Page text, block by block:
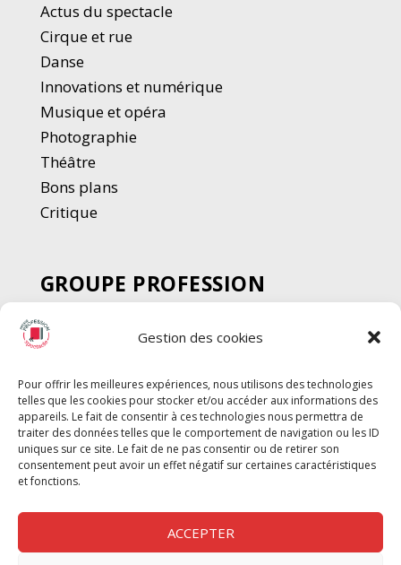
Gestion des cookies
Pour offrir les meilleures expériences, nous utilisons des technologies
telles que les cookies pour stocker et/ou accéder aux informations des
appareils. Le fait de consentir à ces technologies nous permettra de
traiter des données telles que le comportement de navigation ou les ID
uniques sur ce site. Le fait de ne pas consentir ou de retirer son
consentement peut avoir un effet négatif sur certaines caractéristiques
et fonctions.
ACCEPTER
Actus du spectacle
Cirque et rue
Danse
Innovations et numérique
Musique et opéra
Photographie
Théâtre
Bons plans
Critique
GROUPE PROFESSION
SPECTACLE
Chèque Intermittents
Chèque Compta
Chèque Emploi Spectacle
G-Pods
Profession Audio-visuel